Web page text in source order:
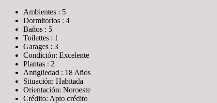
Ambientes : 5
Dormitorios : 4
Baños : 5
Toilettes : 1
Garages : 3
Condición: Excelente
Plantas : 2
Antigüedad : 18 Años
Situación: Habitada
Orientación: Noroeste
Crédito: Apto crédito